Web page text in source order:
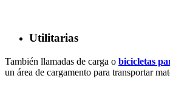
Utilitarias
También llamadas de carga o bicicletas
un área de cargamento para transportar